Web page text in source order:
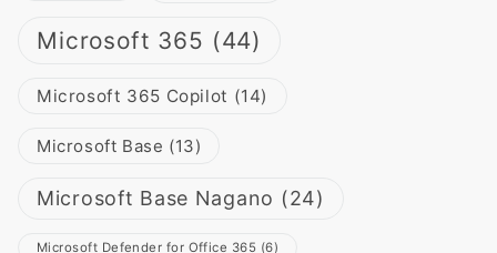
Microsoft 365 (44)
Microsoft 365 Copilot (14)
Microsoft Base (13)
Microsoft Base Nagano (24)
Microsoft Defender for Office 365 (6)